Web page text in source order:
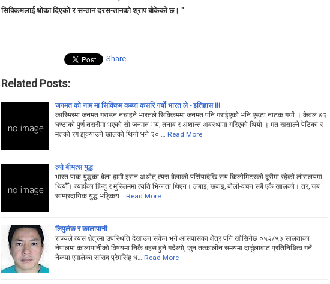
सिक्किमलाई धोका दिएको र सन्तान दरसन्तानको श्राप बोकेको छ। "
Share
Related Posts:
जनमत को नाम मा सिक्किम कब्जा कसरि गर्यो भारत ले - इतिहास !!!
कास्मिरमा जनमत गराउन नचाहने भारतले सिक्किममा जनमत पनि गराईएको भनि एउटा नाटक गर्यो । केवल ७२
घण्टाको पुर्ण तरारीमा भएको सो जनमत भय, तनाव र अशान्त अवस्थामा गरिएको थियो । मत खसाल्ने पेटिका र
मतको रंग झुक्याउने खालको थियो भने २० …
Read More
त्यो बीभत्स युद्ध
भारत-पाक युद्धका बेला हामी इरान अर्थात् त्यस बेलाको पर्सियादेखि सय किलोमिटरको दूरीमा रहेको लोरालयमा
थियौँ। त्यहाँका हिन्दु र मुस्लिममा त्यति भिन्नता थिएन। लबाइ, खबाइ, बोली-वचन सबै एकै खालको। तर, जब
साम्प्रदायिक युद्ध भड्किय…
Read More
लिपुलेक र कालापानी
राज्यले त्यस क्षेत्रमा उपस्थिति देखाउन सकेन भने आसपासका क्षेत्र पनि खोसिनेछ ०५२/५३ सालताका
नेपालमा कालापानीको विषयमा निकै बहस हुने गर्दथ्यो, जुन तत्कालीन समयमा दार्चुलाबाट प्रतिनिधित्व गर्ने
नेकपा एमालेका सांसद प्रेमसिंह ध…
Read More